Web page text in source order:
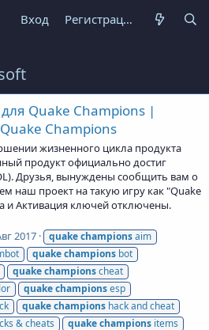
Вход Регистрация
Quake Champions |
Champions
жизненного цикла продукта
продукт официально достиг
Друзья, вынуждены сообщить вам о
наш проект на такую игру как "Quake
и Активация ключей отключены.
2017 quakechampionsaim
quakechampions bot
quakechampionscheat
quakechampionsesp
quakechampions hack and cheat
& cheats quakechampions items